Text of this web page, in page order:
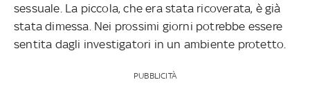
sessuale. La piccola, che era stata ricoverata, è già
stata dimessa. Nei prossimi giorni potrebbe essere
sentita dagli investigatori in un ambiente protetto.
PUBBLICITÀ